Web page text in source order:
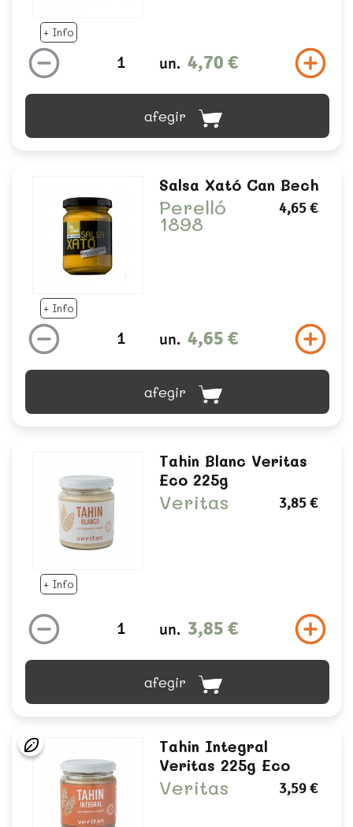
+ Info
un. 4,70 €
afegir
+ Info
Salsa Xató Can Bech
Perelló
1898
4,65 €
un. 4,65 €
afegir
+ Info
Tahin Blanc Veritas
Eco 225g
Veritas 3,85 €
un. 3,85 €
afegir
Tahin Integral
Veritas 225g Eco
Veritas 3,59 €